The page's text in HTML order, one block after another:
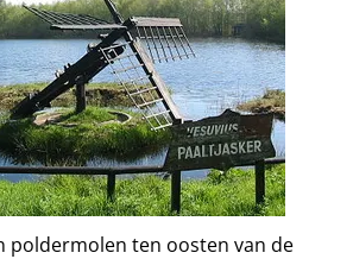
poldermolen ten oosten van de